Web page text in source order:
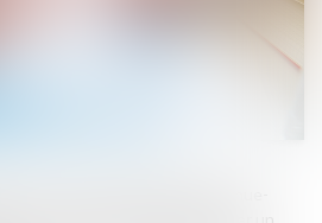
C. B. a reçu de ses parents, la nue-
société anonyme (SA) DA, par un